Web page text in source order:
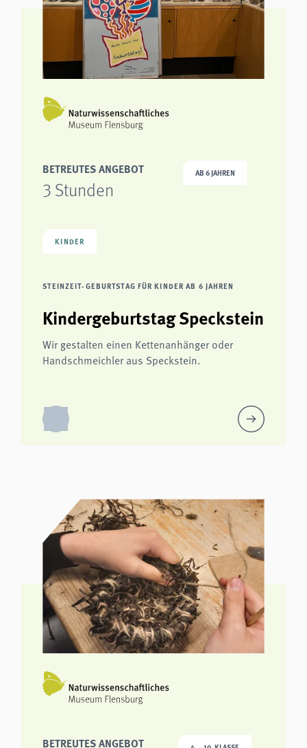
BETREUTES ANGEBOT
3 Stunden
AB 6 JAHREN
KINDER
STEINZEIT-GEBURTSTAG FÜR KINDER AB 6 JAHREN
Kindergeburtstag Speckstein
Wir gestalten einen Kettenanhänger oder
Handschmeichler aus Speckstein.
BETREUTES ANGEBOT